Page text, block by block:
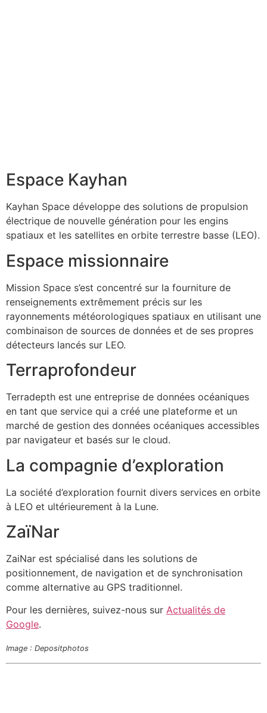
Espace Kayhan
Kayhan Space développe des solutions de propulsion
électrique de nouvelle génération pour les engins
spatiaux et les satellites en orbite terrestre basse (LEO).
Espace missionnaire
Mission Space s’est concentré sur la fourniture de
renseignements extrêmement précis sur les
rayonnements météorologiques spatiaux en utilisant une
combinaison de sources de données et de ses propres
détecteurs lancés sur LEO.
Terraprofondeur
Terradepth est une entreprise de données océaniques
en tant que service qui a créé une plateforme et un
marché de gestion des données océaniques accessibles
par navigateur et basés sur le cloud.
La compagnie d’exploration
La société d’exploration fournit divers services en orbite
à LEO et ultérieurement à la Lune.
ZaïNar
ZaiNar est spécialisé dans les solutions de
positionnement, de navigation et de synchronisation
comme alternative au GPS traditionnel.
Pour les dernières, suivez-nous sur Actualités de
Google.
Image : Depositphotos